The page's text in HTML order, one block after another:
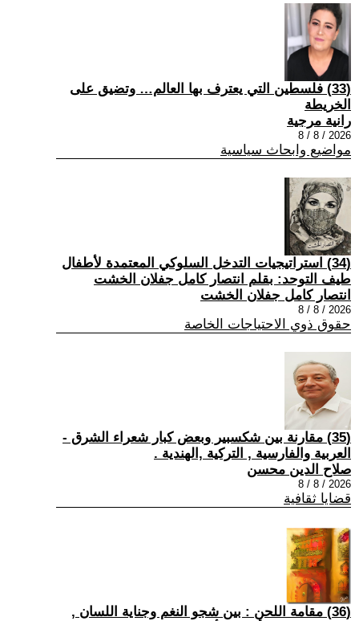
(33) فلسطين التي يعترف بها العالم… وتضيق على
الخريطة
رانية مرجية
2026 / 8 / 8
مواضيع وابحاث سياسية
(34) استراتيجيات التدخل السلوكي المعتمدة لأطفال
طيف التوحد: بقلم انتصار كامل جفلان الخشت
انتصار كامل جفلان الخشت
2026 / 8 / 8
حقوق ذوي الاحتياجات الخاصة
(35) مقارنة بين شكسبير وبعض كبار شعراء الشرق -
العربية والفارسية , التركية ,الهندية .
صلاح الدين محسن
2026 / 8 / 8
قضايا ثقافية
(36) مقامة اللحن : بين شجو النغم وجناية اللسان ,